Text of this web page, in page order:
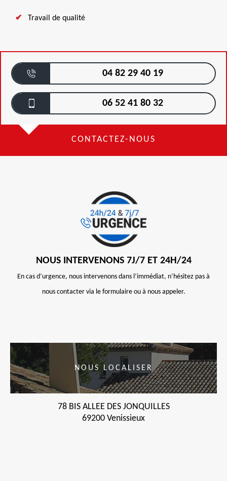
Travail de qualité
04 82 29 40 19
06 52 41 80 32
CONTACTEZ-NOUS
NOUS INTERVENONS 7J/7 ET 24H/24
En cas d’urgence, nous intervenons dans l’immédiat, n’hésitez pas à
nous contacter via le formulaire ou à nous appeler.
NOUS LOCALISER
78 BIS ALLEE DES JONQUILLES
69200 Venissieux